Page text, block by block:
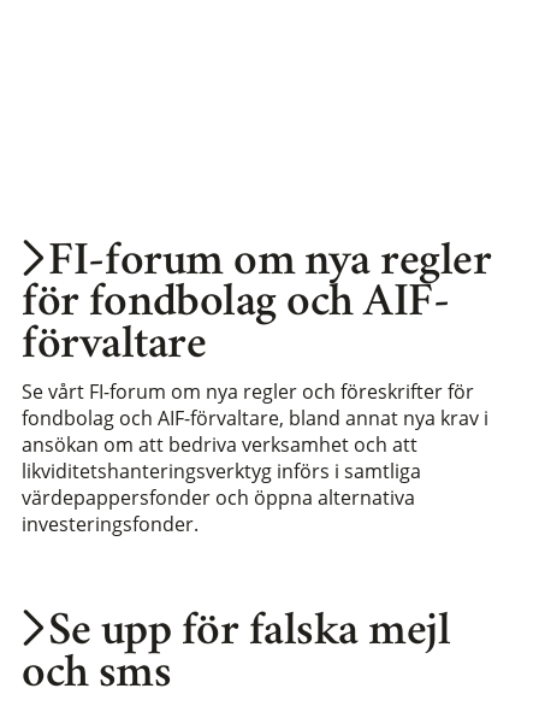
Se upp för falska mejl
och sms
FI-forum om nya regler
för fondbolag och AIF-
förvaltare
Se vårt FI-forum om nya regler och föreskrifter för
fondbolag och AIF-förvaltare, bland annat nya krav i
ansökan om att bedriva verksamhet och att
likviditetshanteringsverktyg införs i samtliga
värdepappersfonder och öppna alternativa
investeringsfonder.